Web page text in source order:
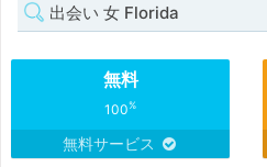
出会い 女 Florida
無料
100%
無料サービス